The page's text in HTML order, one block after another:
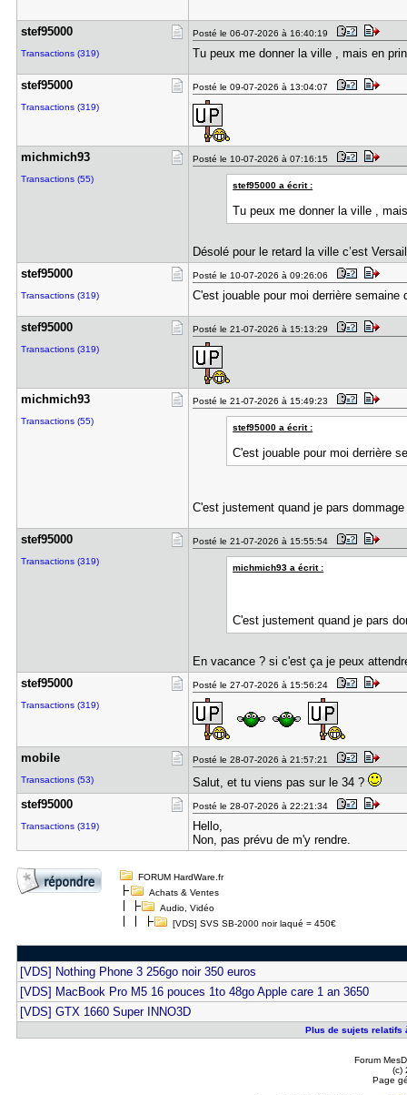
stef95000
Transactions (319)
Posté le 06-07-2026 à 16:40:19
Tu peux me donner la ville , mais en
stef95000
Transactions (319)
Posté le 09-07-2026 à 13:04:07
michmich93
Transactions (55)
Posté le 10-07-2026 à 07:16:15
stef95000 a écrit :
Tu peux me donner la ville ,
Désolé pour le retard la ville c’est
stef95000
Transactions (319)
Posté le 10-07-2026 à 09:26:06
C'est jouable pour moi derrière semaine
stef95000
Transactions (319)
Posté le 21-07-2026 à 15:13:29
michmich93
Transactions (55)
Posté le 21-07-2026 à 15:49:23
stef95000 a écrit :
C'est jouable pour moi derrière
C'est justement quand je pars dommage
stef95000
Transactions (319)
Posté le 21-07-2026 à 15:55:54
michmich93 a écrit :
C'est justement quand je pars
En vacance ? si c'est ça je peux
stef95000
Transactions (319)
Posté le 27-07-2026 à 15:56:24
mobile
Transactions (53)
Posté le 28-07-2026 à 21:57:21
Salut, et tu viens pas sur le 34 ?
stef95000
Transactions (319)
Posté le 28-07-2026 à 22:21:34
Hello,
Non, pas prévu de m'y rendre.
FORUM HardWare.fr
Achats & Ventes
Audio, Vidéo
[VDS] SVS SB-2000 noir laqué = 450€
[VDS] Nothing Phone 3 256go noir 350 euros
[VDS] MacBook Pro M5 16 pouces 1to 48go Apple care 1 an 3650
[VDS] GTX 1660 Super INNO3D
Plus de sujets relatifs
Forum
(c)
Page